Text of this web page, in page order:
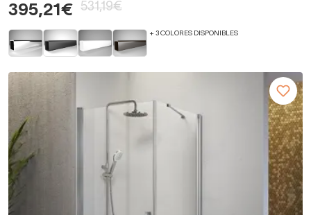
395,21€ 531,19€
+ 3 COLORES DISPONIBLES